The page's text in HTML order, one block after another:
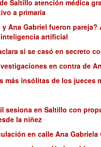
Saltillo atención médica
a primaria
Ana Gabriel fueron pareja?
artificial
si se casó en secreto
en contra de
más insólitas de los jueces
sesiona en Saltillo con
la niñez
en calle Ana Gabriela